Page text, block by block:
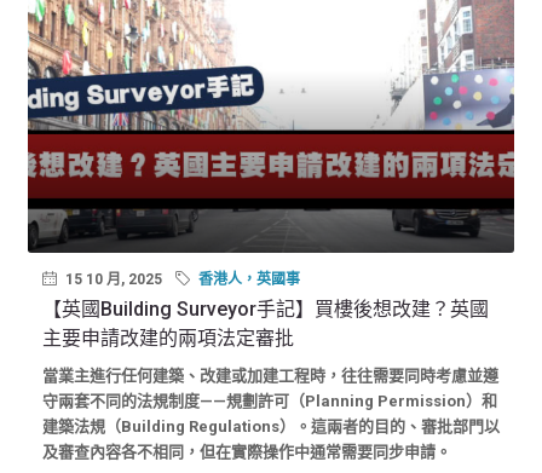
15 10 月, 2025 香港人，英國事
【英國Building Surveyor手記】買樓後想改建？英國
主要申請改建的兩項法定審批
當業主進行任何建築、改建或加建工程時，往往需要同時考慮並遵
守兩套不同的法規制度——規劃許可（Planning Permission）和
建築法規（Building Regulations）。這兩者的目的、審批部門以
及審查內容各不相同，但在實際操作中通常需要同步申請。